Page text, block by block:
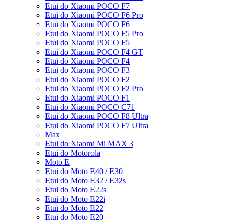
Etui do Xiaomi POCO F7
Etui do Xiaomi POCO F6 Pro
Etui do Xiaomi POCO F6
Etui do Xiaomi POCO F5 Pro
Etui do Xiaomi POCO F5
Etui do Xiaomi POCO F4 GT
Etui do Xiaomi POCO F4
Etui do Xiaomi POCO F3
Etui do Xiaomi POCO F2
Etui do Xiaomi POCO F2 Pro
Etui do Xiaomi POCO F1
Etui do Xiaomi POCO C71
Etui do Xiaomi POCO F8 Ultra
Etui do Xiaomi POCO F7 Ultra
Max
Etui do Xiaomi Mi MAX 3
Etui do Motorola
Moto E
Etui do Moto E40 / E30
Etui do Moto E32 / E32s
Etui do Moto E22s
Etui do Moto E22i
Etui do Moto E22
Etui do Moto E20